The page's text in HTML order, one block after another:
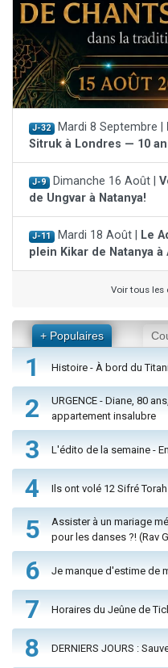
J-32 Mardi 8 Septembre |
Sitruk à Londres — 10
J-9 Dimanche 16 Août |
de Ungvar à Natanya!
J-11 Mardi 18 Août |
Le
plein Kikar de Natanya à
Voir tous les
+ Populaires
1 Histoire - À bord du
2
URGENCE - Diane, 80
appartement insalubre
3 L'édito de la semaine -
4 Ils ont volé 12 Sifré
5
Assister à un mariage
pour les danses ?! (Rav
6 Je manque d'estime de
7 Horaires du Jeûne de
8 DERNIERS JOURS :